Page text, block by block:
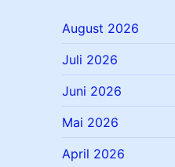
August 2026
Juli 2026
Juni 2026
Mai 2026
April 2026